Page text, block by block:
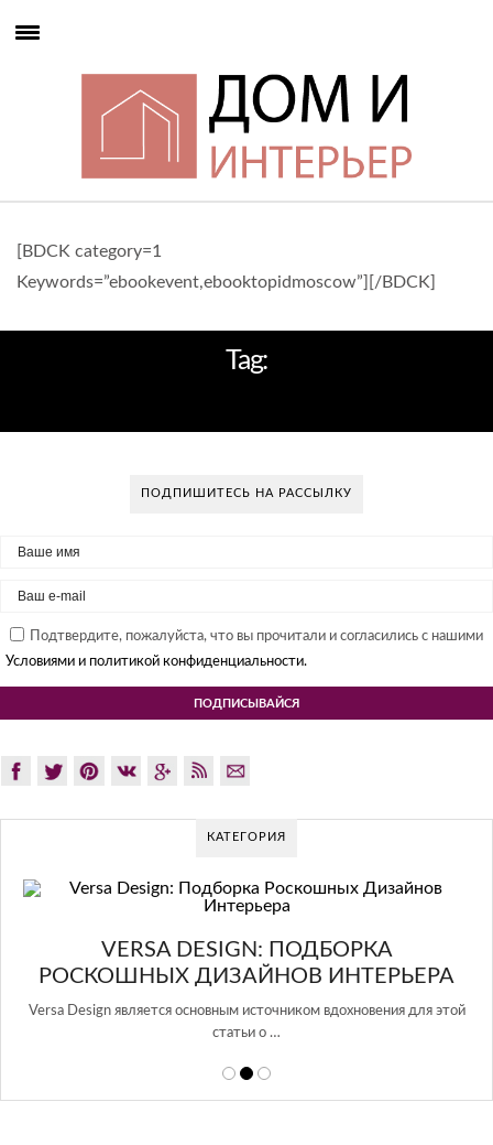
[BDCK category=1
Keywords=”ebookevent,ebooktopidmoscow”][/BDCK]
Tag:
ПОДПИШИТЕСЬ НА РАССЫЛКУ
Подтвердите, пожалуйста, что вы прочитали и согласились с нашими
Условиями и политикой конфиденциальности.
КАТЕГОРИЯ
для этой
GLAZOV DESIGN GROUP –
ПОДХОД К ДИЗАЙНУ
Glazov Design Group- это одна из лучших студий дизайна